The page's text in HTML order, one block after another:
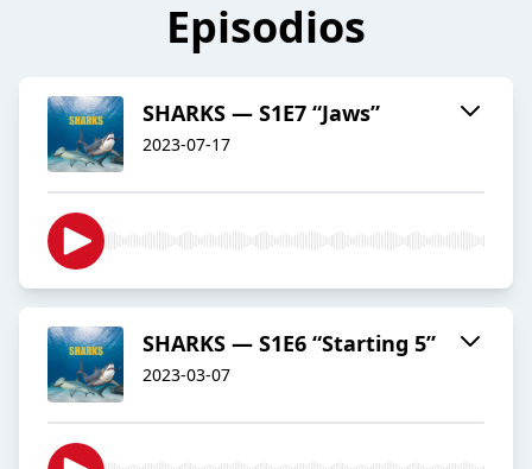
Episodios
SHARKS — S1E7 “Jaws”
2023-07-17
SHARKS — S1E6 “Starting 5”
2023-03-07